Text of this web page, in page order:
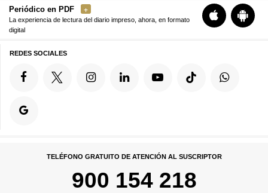
Periódico en PDF
La experiencia de lectura del diario impreso, ahora, en formato
digital
REDES SOCIALES
TELÉFONO GRATUITO DE ATENCIÓN AL SUSCRIPTOR
900 154 218